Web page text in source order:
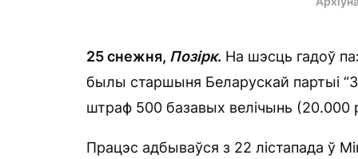
25 снежня, Позірк. На шэсць гадоў
былы старшыня Беларускай партыі
штраф 500 базавых велічынь (20.000
Працэс адбываўся з 22 лістапада ў